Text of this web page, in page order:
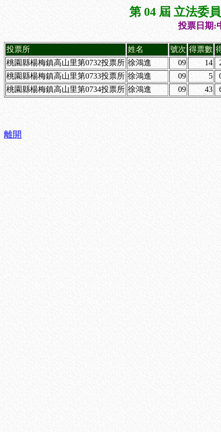
第 04 屆 立法委
投票日期:
投票所 姓名 號次 得票數
桃園縣楊梅鎮高山里第0732投票所 徐鴻進 09 14
桃園縣楊梅鎮高山里第0733投票所 徐鴻進 09 5
桃園縣楊梅鎮高山里第0734投票所 徐鴻進 09 43
離開